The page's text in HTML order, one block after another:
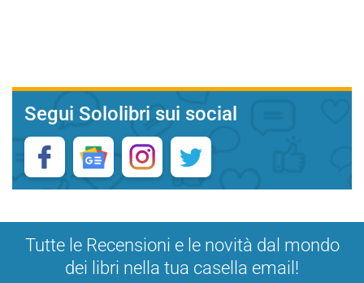
Segui Sololibri sui social
Tutte le Recensioni e le novità dal mondo
dei libri nella tua casella email!